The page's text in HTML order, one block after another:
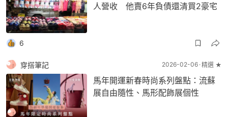
人營收 他賣6年負債還清買2豪宅
6
穿搭筆記 2026-02-06 精選 ★
馬年開運新春時尚系列盤點：流蘇
展自由隨性、馬形配飾展個性